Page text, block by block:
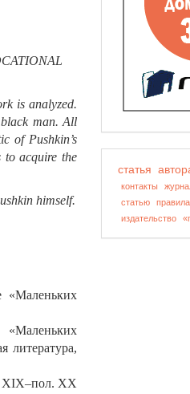
is analyzed.
man. All
of Pushkin’s
to acquire the
himself.
«Маленьких
«Маленьких
литература,
XIX–пол. XX
статья
контакты
статью
правила
издательство